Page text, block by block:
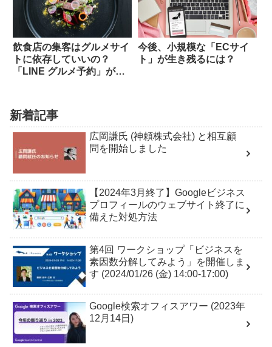
飲食店の集客はグルメサイ
トに依存していいの？
「LINE グルメ予約」がサ
今後、小規模な「ECサイ
ト」が生き残るには？
新着記事
広岡謙氏 (神頼株式会社) と相互顧
問を開始しました
【2024年3月終了】Googleビジネス
プロフィールのウェブサイト終了に
備えた対処方法
第4回 ワークショップ「ビジネスを
素因数分解してみよう」を開催しま
す (2024/01/26 (金) 14:00-17:00)
Google検索オフィスアワー (2023年
12月14日)